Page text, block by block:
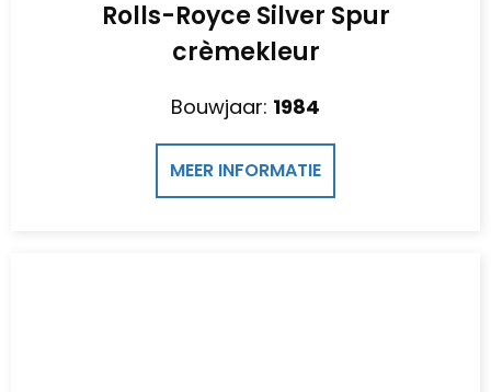
Rolls-Royce Silver Spur
crèmekleur
Bouwjaar: 1984
MEER INFORMATIE